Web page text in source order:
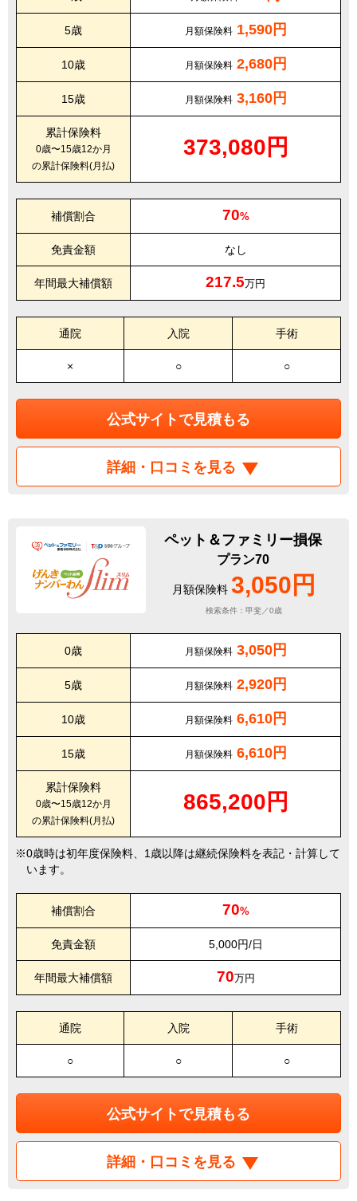
5歳 月額保険料 1,590円
10歳 月額保険料 2,680円
15歳 月額保険料 3,160円
累計保険料
0歳〜15歳12か月
の累計保険料(月払)
373,080円
補償割合 70%
免責金額 なし
年間最大補償額 217.5万円
通院 入院 手術
× ○ ○
公式サイトで見積もる
詳細・口コミを見る
ペット＆ファミリー損保
プラン70
月額保険料 3,050円
検索条件：甲斐／0歳
0歳 月額保険料 3,050円
5歳 月額保険料 2,920円
10歳 月額保険料 6,610円
15歳 月額保険料 6,610円
累計保険料
0歳〜15歳12か月
の累計保険料(月払)
865,200円
0歳時は初年度保険料、1歳以降は継続保険料を表記・計算して
います。
補償割合 70%
免責金額 5,000円/日
年間最大補償額 70万円
通院 入院 手術
○ ○ ○
公式サイトで見積もる
詳細・口コミを見る